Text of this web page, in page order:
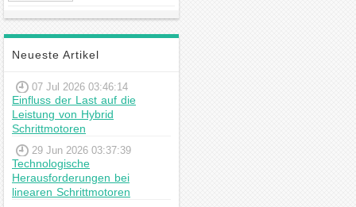
Neueste Artikel
07 Jul 2026 03:46:14
Einfluss der Last auf die
Leistung von Hybrid
Schrittmotoren
29 Jun 2026 03:37:39
Technologische
Herausforderungen bei
linearen Schrittmotoren